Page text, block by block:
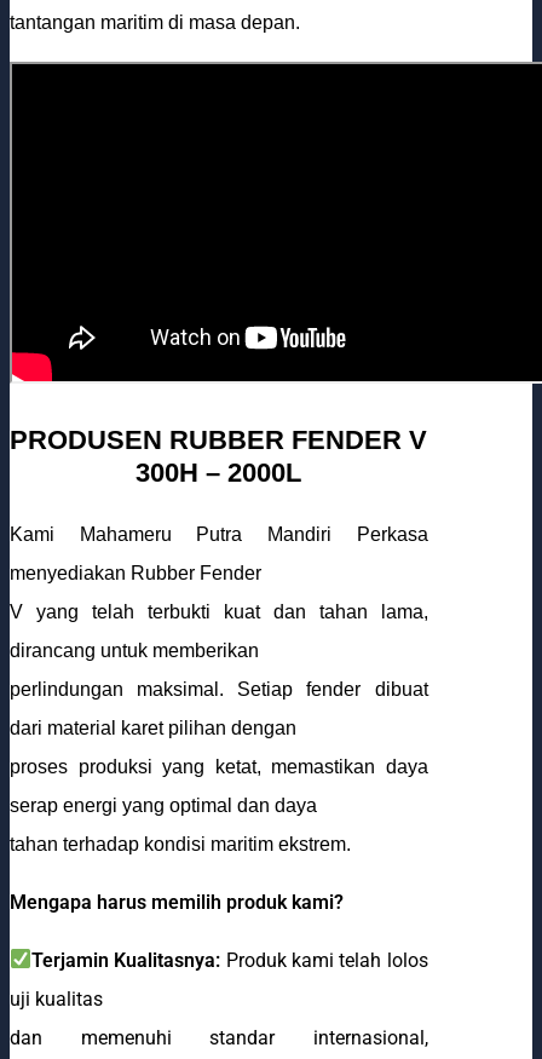
tantangan maritim di masa depan.
PRODUSEN RUBBER FENDER V
300H – 2000L
Kami Mahameru Putra Mandiri Perkasa
menyediakan Rubber Fender
V yang telah terbukti kuat dan tahan lama,
dirancang untuk memberikan
perlindungan maksimal. Setiap fender dibuat
dari material karet pilihan dengan
proses produksi yang ketat, memastikan daya
serap energi yang optimal dan daya
tahan terhadap kondisi maritim ekstrem.
Mengapa harus memilih produk kami?
Terjamin Kualitasnya: Produk kami telah lolos
uji kualitas
dan memenuhi standar internasional,